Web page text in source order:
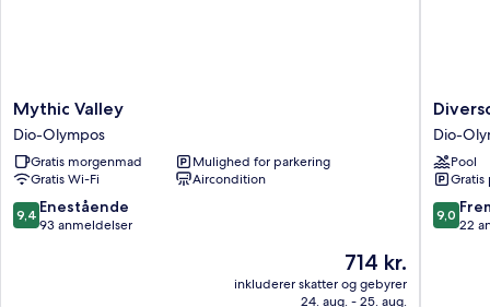
Mythic
Valley
Dio-
Olympos
Mythic Valley
Dio-Olympos
Gratis morgenmad
Mulighed for parkering
Gratis Wi-Fi
Aircondition
9.4
ud
9,4 Enestående
93 anmeldelser
Prisen
714 kr.
714 kr.
inkluderer skatter og gebyrer
24. aug. - 25. aug.
Diverso
Luxury
Hotel
&
Spa
Dio-
Dio-
Pool
Gratis
9.0
ud
9,0
22